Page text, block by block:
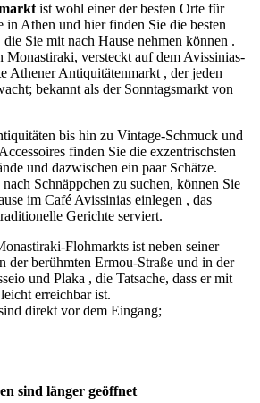
ist wohl einer der besten Orte für
in Athen und hier finden Sie die besten
Sie mit nach Hause nehmen können .
versteckt auf dem Avissinias-
Athener Antiquitätenmarkt , der jeden
bekannt als der Sonntagsmarkt von
bis hin zu Vintage-Schmuck und
finden Sie die exzentrischsten
und dazwischen ein paar Schätze.
Schnäppchen zu suchen, können Sie
im Café Avissinias einlegen , das
Gerichte serviert.
Flohmarkts ist neben seiner
der berühmten Ermou-Straße und in der
und Plaka , die Tatsache, dass er mit
erreichbar ist.
direkt vor dem Eingang;
sind länger geöffnet